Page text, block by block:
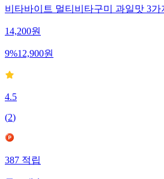
비타바이트 멀티비타구미 과일맛 3
14,200원
9%12,900원
4.5
(2)
387적립